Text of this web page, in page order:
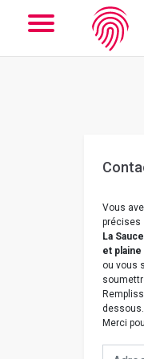
Array ( [slug] => nous-
// Add the new slick-
Vous
précises
La
et plaine
ou vous
dessous.
Merci